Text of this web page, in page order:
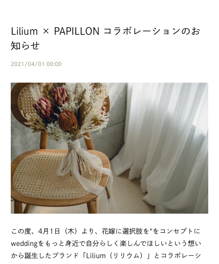
Lilium × PAPILLON コラボレーションのお
知らせ
2021/04/01 00:00
この度、4月1日（木）より 、花嫁に選択肢を"をコンセプトに
weddingをもっと身近で自分らしく楽しんでほしいという想い
から誕生したブランド「Lilium（リリウム）」とコラボレーシ